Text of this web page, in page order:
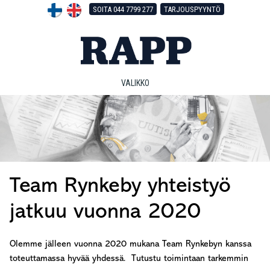
SOITA 044 7799 277 TARJOUSPYYNTÖ
VALIKKO
Team Rynkeby yhteistyö
jatkuu vuonna 2020
Olemme jälleen vuonna 2020 mukana Team Rynkebyn kanssa
toteuttamassa hyvää yhdessä. Tutustu toimintaan tarkemmin